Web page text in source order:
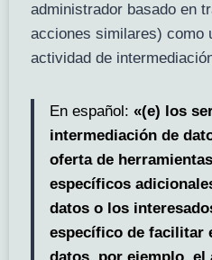
administrador basado en
acciones similares) como
actividad de
En español: «(e) los
intermediación de
oferta de
específicos
datos o los
específico de facilitar